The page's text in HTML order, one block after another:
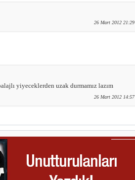
26 Mart 2012 21:29
yiyeceklerden uzak durmamız lazım
26 Mart 2012 14:57